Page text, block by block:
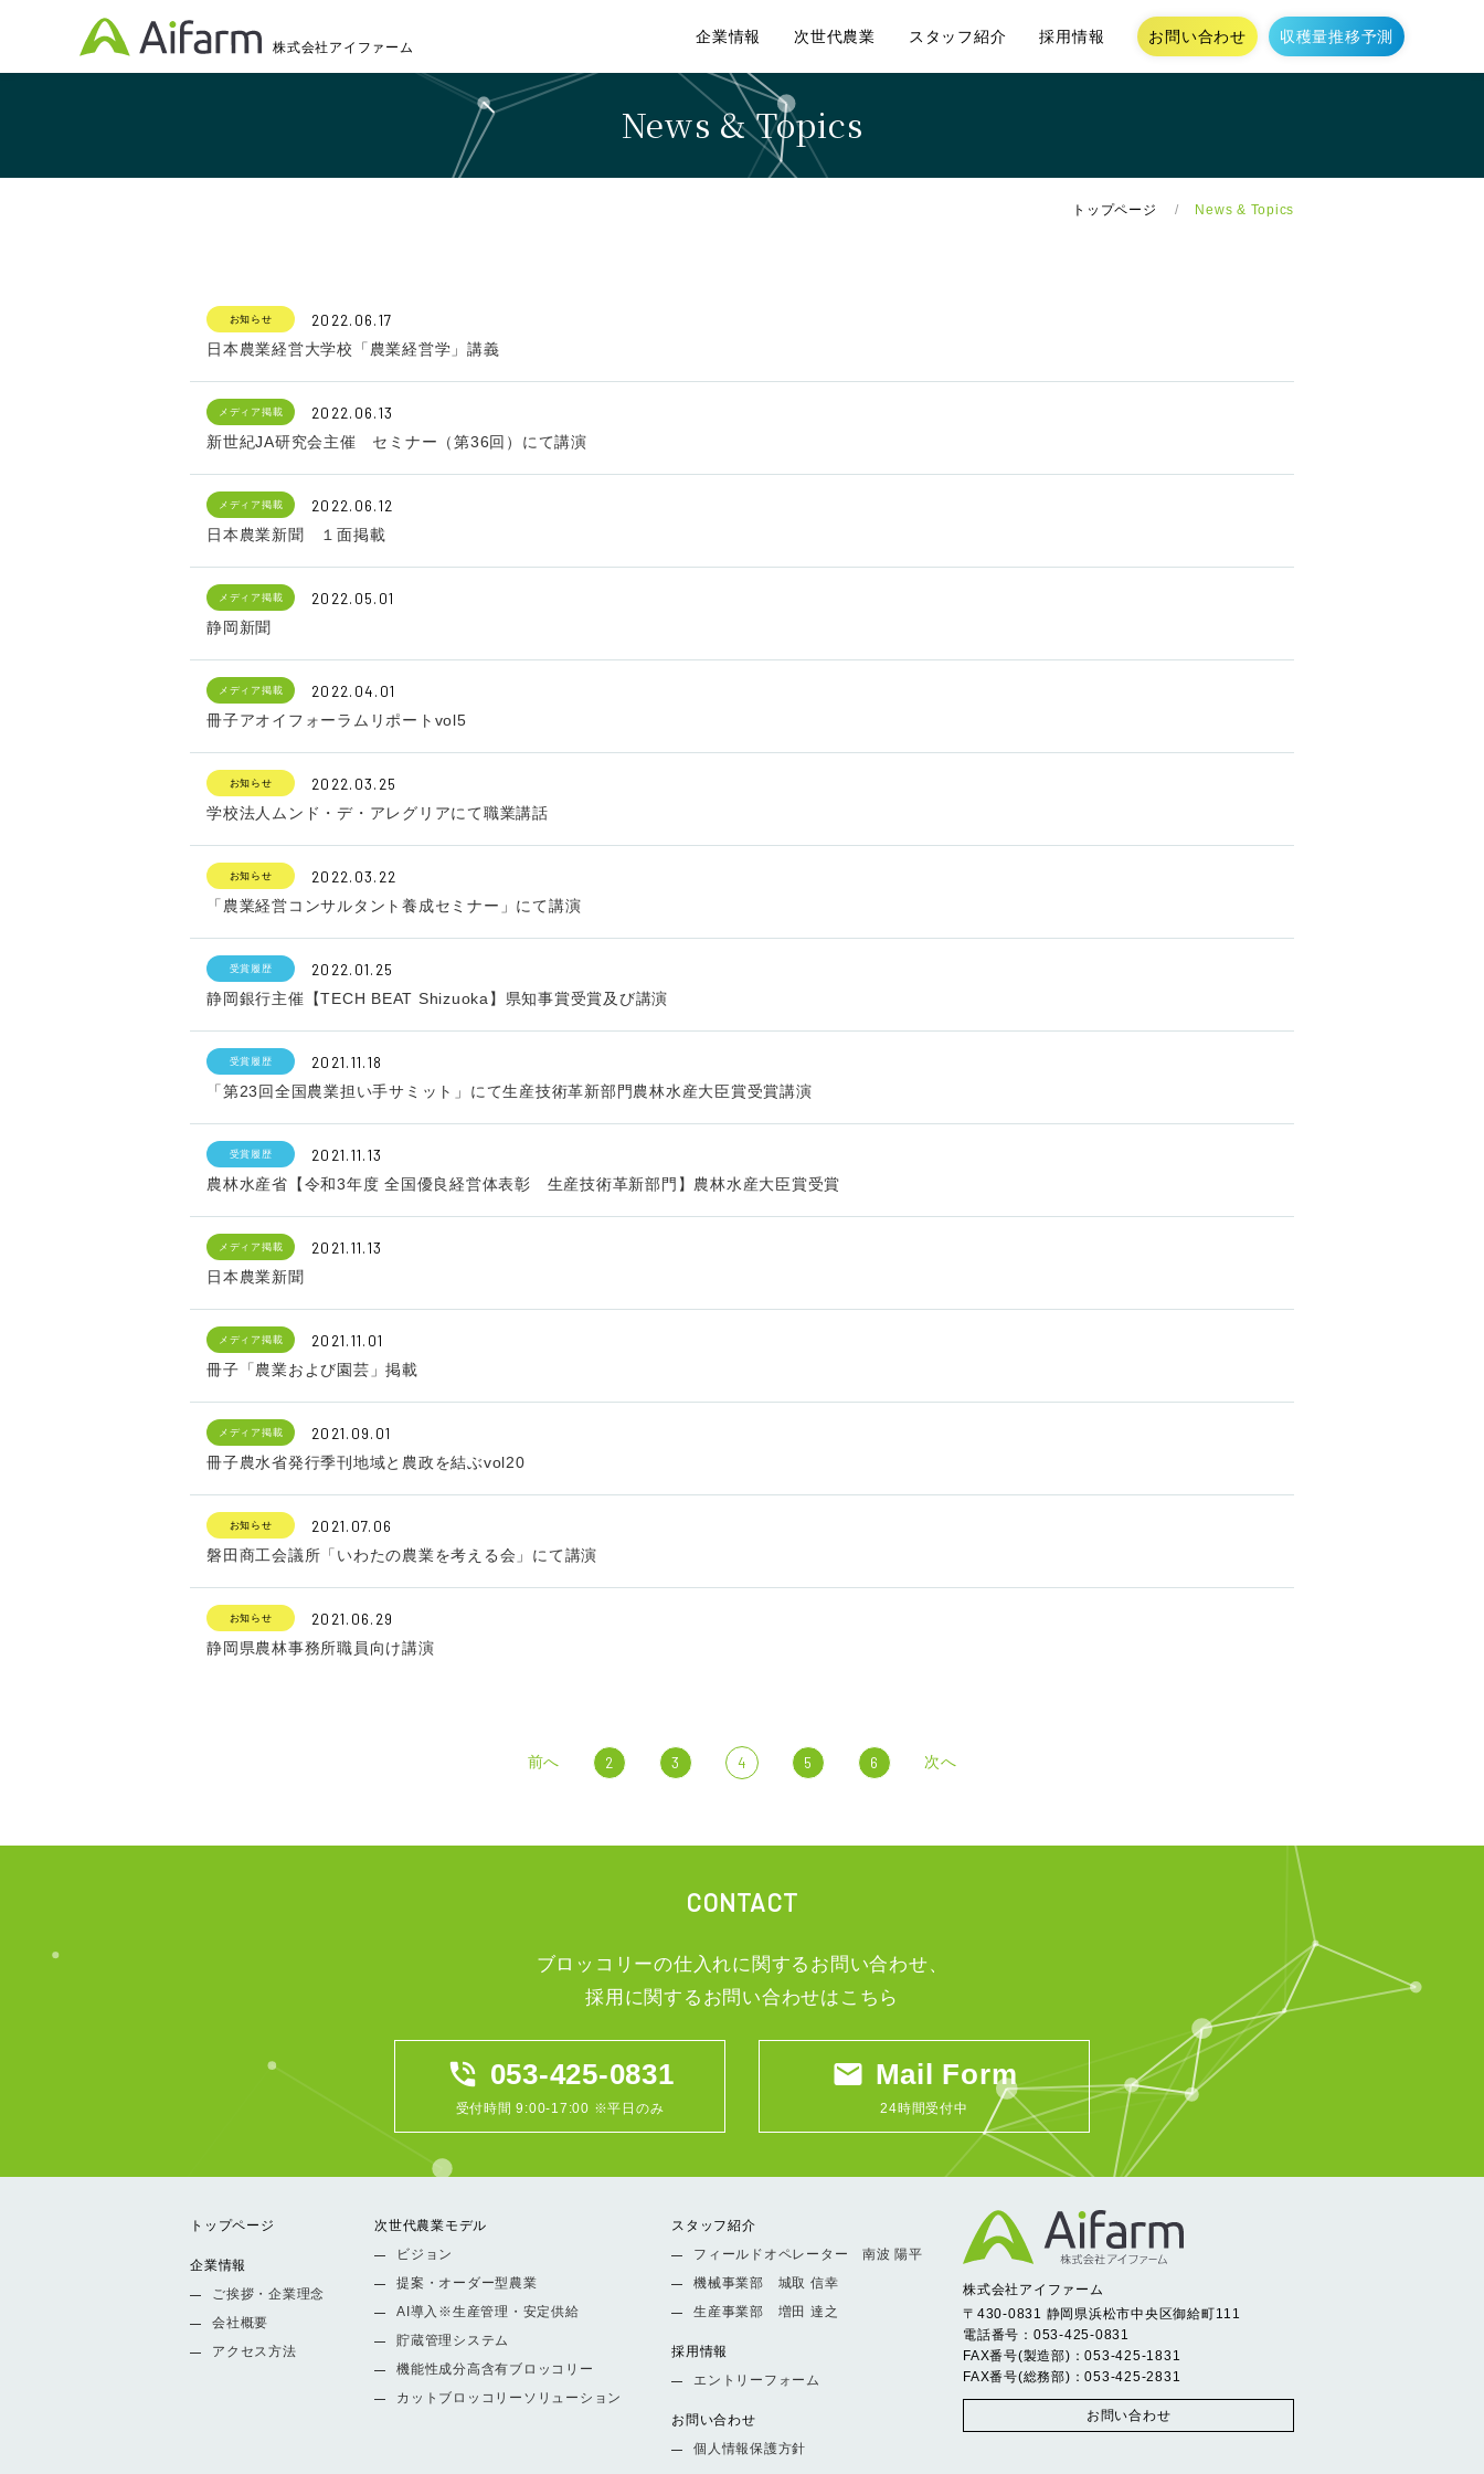
株式会社アイファーム
企業情報 次世代農業 スタッフ紹介 採用情報 お問い合わせ 収穫量推移予測
News & Topics
トップページ News & Topics
お知らせ 2022.06.17
日本農業経営大学校「農業経営学」講義
メディア掲載 2022.06.13
新世紀JA研究会主催 セミナー（第36回）にて講演
メディア掲載 2022.06.12
日本農業新聞 １面掲載
メディア掲載 2022.05.01
静岡新聞
メディア掲載 2022.04.01
冊子アオイフォーラムリポートvol5
お知らせ 2022.03.25
学校法人ムンド・デ・アレグリアにて職業講話
お知らせ 2022.03.22
「農業経営コンサルタント養成セミナー」にて講演
受賞履歴 2022.01.25
静岡銀行主催【TECH BEAT Shizuoka】県知事賞受賞及び講演
受賞履歴 2021.11.18
「第23回全国農業担い手サミット」にて生産技術革新部門農林水産大臣賞受賞講演
受賞履歴 2021.11.13
農林水産省【令和3年度 全国優良経営体表彰 生産技術革新部門】農林水産大臣賞受賞
メディア掲載 2021.11.13
日本農業新聞
メディア掲載 2021.11.01
冊子「農業および園芸」掲載
メディア掲載 2021.09.01
冊子農水省発行季刊地域と農政を結ぶvol20
お知らせ 2021.07.06
磐田商工会議所「いわたの農業を考える会」にて講演
お知らせ 2021.06.29
静岡県農林事務所職員向け講演
前へ 2 3 4 5 6 次へ
CONTACT
ブロッコリーの仕入れに関するお問い合わせ、
採用に関するお問い合わせはこちら
phone_in_talk 053-425-0831
受付時間 9:00-17:00 ※平日のみ
email Mail Form
24時間受付中
トップページ
企業情報
ご挨拶・企業理念
会社概要
アクセス方法
次世代農業モデル
ビジョン
提案・オーダー型農業
AI導入※生産管理・安定供給
貯蔵管理システム
機能性成分高含有ブロッコリー
カットブロッコリーソリューション
スタッフ紹介
フィールドオペレーター 南波 陽平
機械事業部 城取 信幸
生産事業部 増田 達之
採用情報
エントリーフォーム
お問い合わせ
個人情報保護方針
株式会社アイファーム
〒430-0831 静岡県浜松市中央区御給町111
電話番号：053-425-0831
FAX番号(製造部)：053-425-1831
FAX番号(総務部)：053-425-2831
お問い合わせ